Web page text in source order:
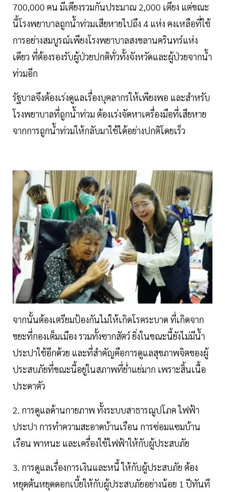
700,000 คน มีเตียงรวมกันประมาณ 2,000 เตียง แต่ขณะ
นี้โรงพยาบาลถูกน้ำท่วมเสียหายไปถึง 4 แห่ง คงเหลือที่ใช้
การอย่างสมบูรณ์เพียงโรงพยาบาลสงขลานครินทร์แห่ง
เดียว ที่ต้องรองรับผู้ป่วยปกติทั่วทั้งจังหวัดและผู้ป่วยจากน้ำ
ท่วมอีก
รัฐบาลจึงต้องเร่งดูแลเรื่องบุคลากรให้เพียงพอ และสำหรับ
โรงพยาบาลที่ถูกน้ำท่วม ต้องเร่งจัดหาเครื่องมือที่เสียหาย
จากการถูกน้ำท่วมให้กลับมาใช้ได้อย่างปกติโดยเร็ว
จากนั้นต้องเตรียมป้องกันไม่ให้เกิดโรคระบาด ที่เกิดจาก
ขยะที่กองเต็มเมือง รวมทั้งซากสัตว์ ยิ่งในขณะนี้ยังไม่มีน้ำ
ประปาใช้อีกด้วย และที่สำคัญคือการดูแลสุขภาพจิตของผู้
ประสบภัยที่ขณะนี้อยู่ในสภาพที่ย่ำแย่มาก เพราะสิ้นเนื้อ
ประดาตัว
2. การดูแลด้านกายภาพ ทั้งระบบสาธารณูปโภค ไฟฟ้า
ประปา การทำความสะอาดบ้านเรือน การซ่อมแซมบ้าน
เรือน พาหนะ และเครื่องใช้ไฟฟ้าให้กับผู้ประสบภัย
3. การดูแลเรื่องการเงินและหนี้ ให้กับผู้ประสบภัย ต้อง
หยุดต้นหยุดดอกเบี้ยให้กับผู้ประสบภัยอย่างน้อย 1 ปีทันที